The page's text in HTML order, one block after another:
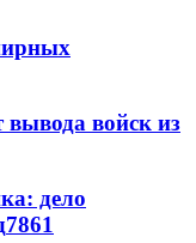
вывода войск из
дело
7861